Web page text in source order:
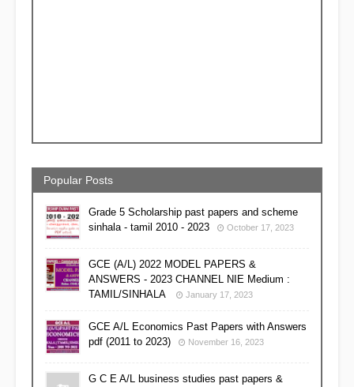
Popular Posts
Grade 5 Scholarship past papers and scheme
sinhala - tamil 2010 - 2023
October 17, 2023
GCE (A/L) 2022 MODEL PAPERS &
ANSWERS - 2023 CHANNEL NIE Medium :
TAMIL/SINHALA
January 17, 2023
GCE A/L Economics Past Papers with Answers
pdf (2011 to 2023)
November 16, 2023
G C E A/L business studies past papers &